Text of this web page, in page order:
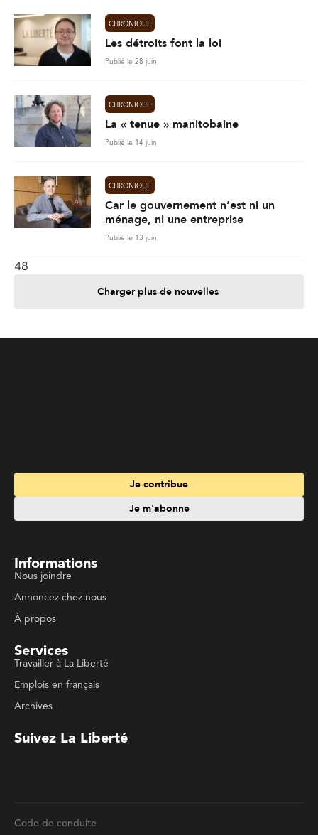
CHRONIQUE
Les détroits font la loi
Publié le 28 juin
CHRONIQUE
La « tenue » manitobaine
Publié le 14 juin
CHRONIQUE
Car le gouvernement n’est ni un
ménage, ni une entreprise
Publié le 13 juin
48
Charger plus de nouvelles
Informations
Services
Travailler à La Liberté
Emplois en français
Suivez La Liberté